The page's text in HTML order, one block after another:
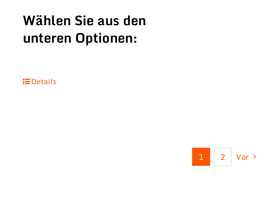
Wählen Sie aus den
unteren Optionen:
Details
1 2 Vor